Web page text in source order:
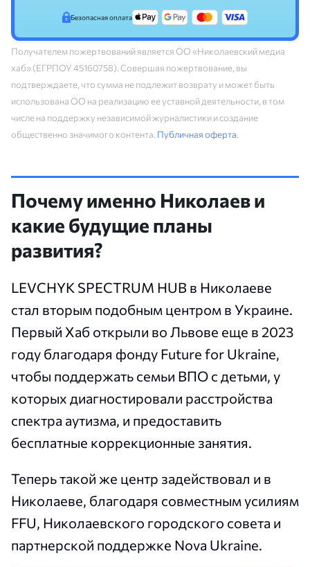
Безопасная оплата
Получателем пожертвований является ОО «Николаевский медиа
хаб» (ЕГРПОУ 45160758). Совершая пожертвование, вы
подтверждаете, что сумма не подлежит возврату и может быть
использована ОО на реализацию ее уставной деятельности, в том
числе на поддержку независимой журналистики и создание
общественно значимого контента. Публичная оферта.
Почему именно Николаев и
какие будущие планы
развития?
LEVCHYK SPECTRUM HUB в Николаеве
стал вторым подобным центром в Украине.
Первый Хаб открыли во Львове еще в 2023
году благодаря фонду Future for Ukraine,
чтобы поддержать семьи ВПО с детьми, у
которых диагностировали расстройства
спектра аутизма, и предоставить
бесплатные коррекционные занятия.
Теперь такой же центр задействовал и в
Николаеве, благодаря совместным усилиям
FFU, Николаевского городского совета и
партнерской поддержке Nova Ukraine.